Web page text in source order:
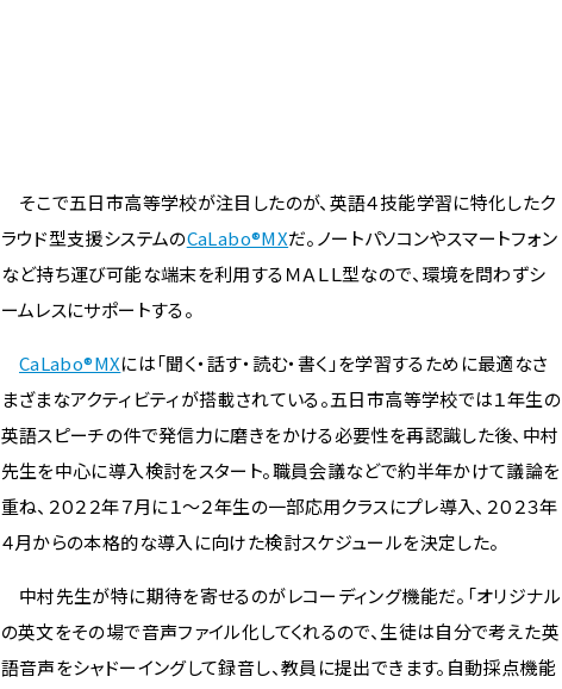
そこで五日市高等学校が注目したのが、英語４技能学習に特化したク
ラウド型支援システムのCaLabo®MXだ。ノートパソコンやスマートフォン
など持ち運び可能な端末を利用するＭＡＬＬ型なので、環境を問わずシ
ームレスにサポートする。
CaLabo®MXには「聞く・話す・読む・書く」を学習するために最適なさ
まざまなアクティビティが搭載されている。五日市高等学校では１年生の
英語スピーチの件で発信力に磨きをかける必要性を再認識した後、中村
先生を中心に導入検討をスタート。職員会議などで約半年かけて議論を
重ね、２０２２年７月に１～２年生の一部応用クラスにプレ導入、２０２３年
４月からの本格的な導入に向けた検討スケジュールを決定した。
中村先生が特に期待を寄せるのがレコーディング機能だ。「オリジナル
の英文をその場で音声ファイル化してくれるので、生徒は自分で考えた英
語音声をシャドーイングして録音し、教員に提出できます。自動採点機能